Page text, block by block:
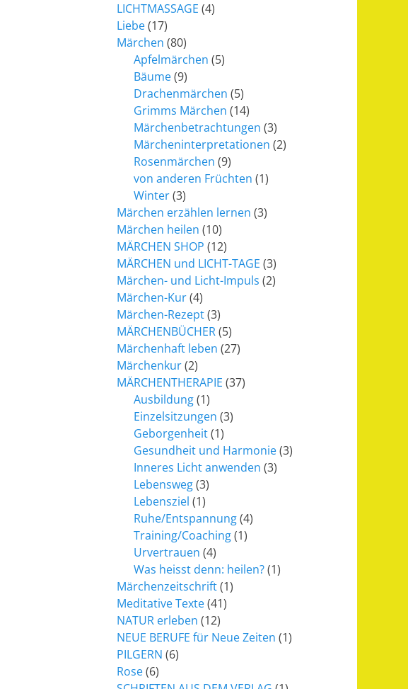
LICHTMASSAGE (4)
Liebe(17)
Märchen (80)
Apfelmärchen (5)
Bäume(9)
Drachenmärchen (5)
Grimms Märchen (14)
Märchenbetrachtungen (3)
Märcheninterpretationen (2)
Rosenmärchen (9)
von anderen Früchten (1)
Winter(3)
Märchen erzählen lernen (3)
Märchen heilen (10)
MÄRCHEN SHOP (12)
MÄRCHEN und LICHT-TAGE (3)
Märchen- und Licht-Impuls (2)
Märchen-Kur(4)
Märchen-Rezept(3)
MÄRCHENBÜCHER(5)
Märchenhaft leben (27)
Märchenkur(2)
MÄRCHENTHERAPIE (37)
Ausbildung(1)
Einzelsitzungen (3)
Geborgenheit(1)
Gesundheit und Harmonie(3)
Inneres Licht anwenden (3)
Lebensweg(3)
Lebensziel (1)
Ruhe/Entspannung(4)
Training/Coaching(1)
Urvertrauen (4)
Was heisst denn: heilen?(1)
Märchenzeitschrift(1)
Meditative Texte(41)
NATUR erleben (12)
NEUE BERUFE für Neue Zeiten (1)
PILGERN (6)
Rose(6)